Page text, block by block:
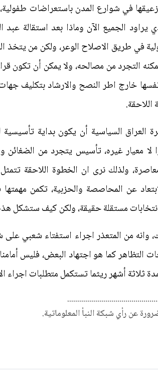
في شوارع المدن باستعراضات
يراود الجميع الآن وماذا بعد استقالة
في طريق الاصلاح الوعر، ولكن من يتخذ
التجرد من مصالحه، ولا يمكن أن تكون
خارج اطر النصح والارشاد بتكليف
اللاحقة.
العراق السياسية أن يكون بداية
لا معيار غيره، تأسيس يتجرد من الضغائن
ولذلك نرى ان الخطوة اللاحقة
عن المحاصصة والحزبية، تكمن
مستقلة حقيقة، ولكن كيف ستشكل
وانه من المتعذر اجراء استفتاء شعبي
التظاهر كما هو اجتهاد البعض، فليس
ثلاثة أشهر ريثما تستكمل متطلبات اجراء
عن رأي شبكة النبأ المعلوماتية.